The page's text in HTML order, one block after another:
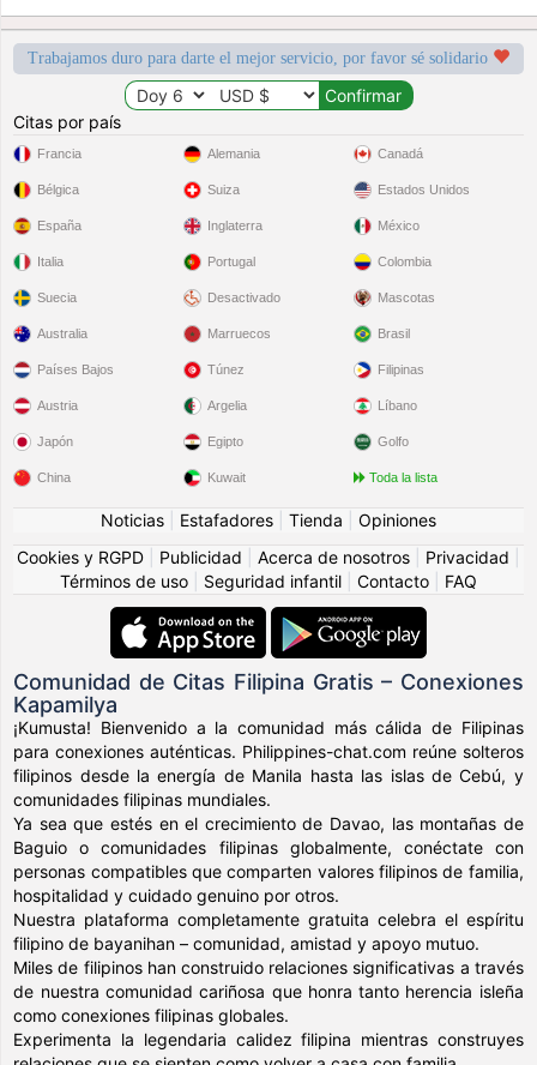
Trabajamos duro para darte el mejor servicio, por favor sé solidario
Citas por país
Francia
Bélgica
España
Italia
Suecia
Alemania
Suiza
Inglaterra
Portugal
Desactivado
Canadá
Estados Unidos
México
Colombia
Mascotas
Australia
Países Bajos
Austria
Japón
China
Marruecos
Túnez
Argelia
Egipto
Kuwait
Brasil
Filipinas
Líbano
Golfo
Toda la lista
Noticias Estafadores Tienda
Opiniones
Cookies y RGPD
Publicidad Acerca de nosotros Privacidad
Términos de uso
Seguridad infantil Contacto FAQ
Comunidad de Citas Filipina Gratis – Conexiones
Kapamilya
¡Kumusta! Bienvenido a la comunidad más cálida de Filipinas
para conexiones auténticas. Philippines-chat.com reúne solteros
filipinos desde la energía de Manila hasta las islas de Cebú, y
comunidades filipinas mundiales.
Ya sea que estés en el crecimiento de Davao, las montañas de
Baguio o comunidades filipinas globalmente, conéctate con
personas compatibles que comparten valores filipinos de familia,
hospitalidad y cuidado genuino por otros.
Nuestra plataforma completamente gratuita celebra el espíritu
filipino de bayanihan – comunidad, amistad y apoyo mutuo.
Miles de filipinos han construido relaciones significativas a través
de nuestra comunidad cariñosa que honra tanto herencia isleña
como conexiones filipinas globales.
Experimenta la legendaria calidez filipina mientras construyes